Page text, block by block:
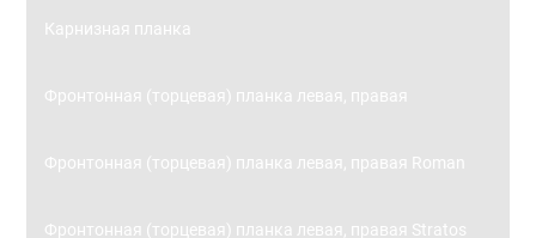
Карнизная планка
Фронтонная (торцевая) планка левая, правая
Фронтонная (торцевая) планка левая, правая Roman
Фронтонная (торцевая) планка левая, правая Stratos